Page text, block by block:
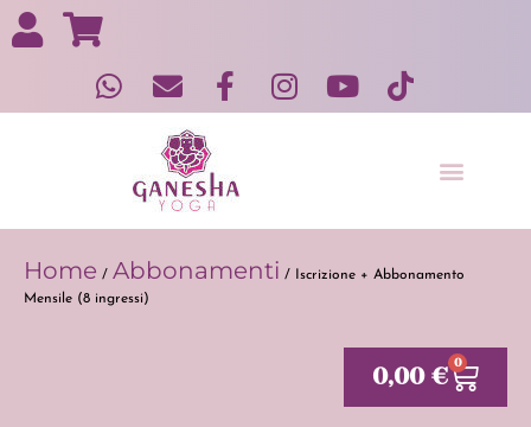
Home / Abbonamenti / Iscrizione + Abbonamento
Mensile (8 ingressi)
0,00 €
0